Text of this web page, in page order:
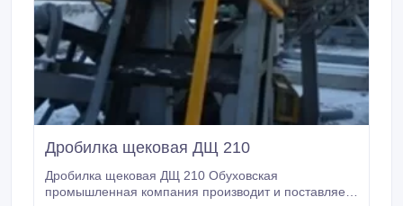
Дробилка щековая ДЩ 210
Дробилка щековая ДЩ 210 Обуховская
промышленная компания производит и поставляет